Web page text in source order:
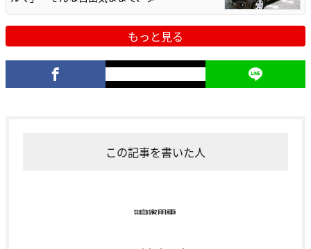
もっと見る
この記事を書いた人